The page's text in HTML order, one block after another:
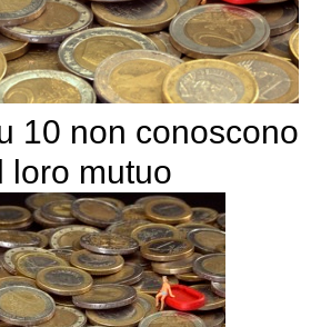
10 non conoscono
loro mutuo